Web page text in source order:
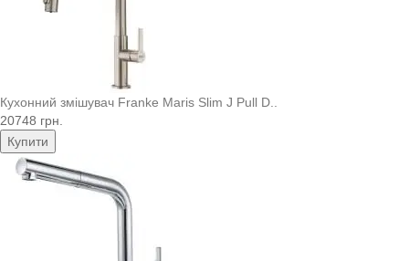
Кухонний змішувач Franke Maris Slim J Pull D..
20748 грн.
Купити